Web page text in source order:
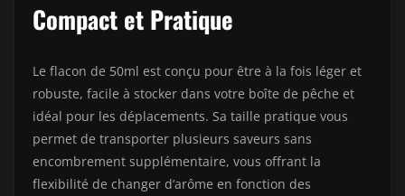
Compact et Pratique
Le flacon de 50ml est conçu pour être à la fois léger et
robuste, facile à stocker dans votre boîte de pêche et
idéal pour les déplacements. Sa taille pratique vous
permet de transporter plusieurs saveurs sans
encombrement supplémentaire, vous offrant la
flexibilité de changer d’arôme en fonction des